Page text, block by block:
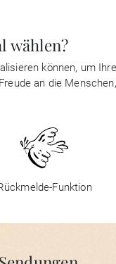
wählen?
können, um
an die
Funktion